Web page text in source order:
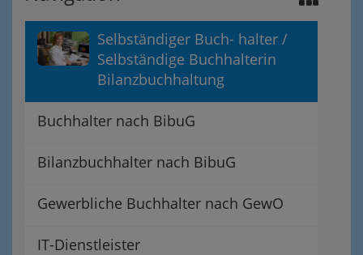
Selbständiger Buch- halter /
Selbständige Buchhalterin
Bilanzbuchhaltung
Buchhalter nach BibuG
Bilanzbuchhalter nach BibuG
Gewerbliche Buchhalter nach GewO
IT-Dienstleister